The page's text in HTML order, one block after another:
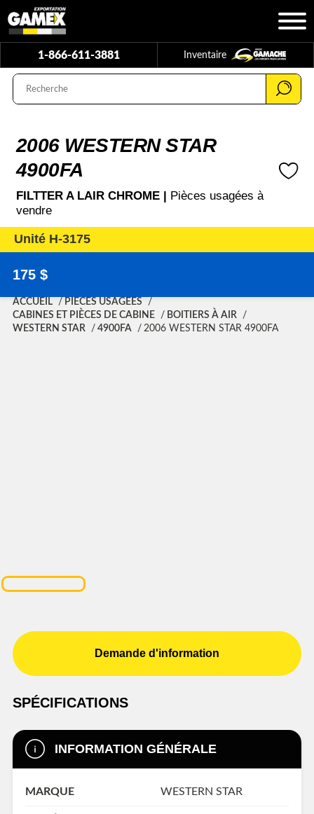
1-866-611-3881 Inventaire
2006 WESTERN STAR
4900FA
FILTTER A LAIR CHROME | Pièces usagées à
vendre
Unité H-3175
175 $
ACCUEIL
PIÈCES USAGÉES
CABINES ET PIÈCES DE CABINE
BOITIERS À AIR
WESTERN STAR
4900FA 2006 WESTERN STAR 4900FA
Demande d'information
SPÉCIFICATIONS
INFORMATION GÉNÉRALE
MARQUE WESTERN STAR